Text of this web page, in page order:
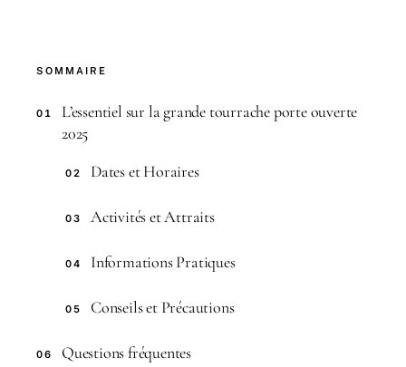
SOMMAIRE
01
L’essentiel sur la grande tourrache porte ouverte
2025
02 Dates et Horaires
03 Activités et Attraits
04 Informations Pratiques
05 Conseils et Précautions
06 Questions fréquentes